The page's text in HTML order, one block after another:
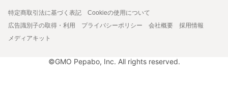
特定商取引法に基づく表記
Cookieの使用について
広告識別子の取得・利用
プライバシーポリシー 会社概要
採用情報
メディアキット
©GMO Pepabo, Inc. All rights reserved.